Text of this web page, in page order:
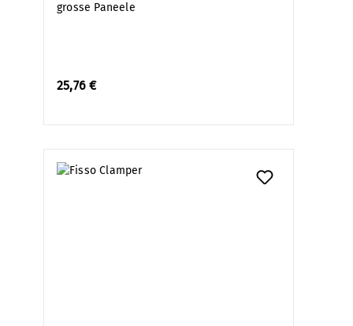
grosse Paneele
25,76 €